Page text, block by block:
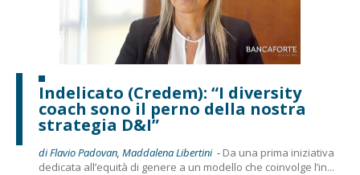
Indelicato (Credem): “I diversity
coach sono il perno della nostra
strategia D&I”
di Flavio Padovan, Maddalena Libertini - Da una prima iniziativa
dedicata all’equità di genere a un modello che coinvolge l’in...